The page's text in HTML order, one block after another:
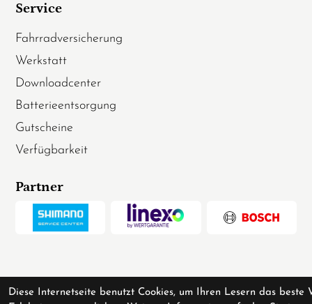
Service
Fahrradversicherung
Werkstatt
Downloadcenter
Batterieentsorgung
Gutscheine
Verfügbarkeit
Partner
Diese Internetseite benutzt Cookies, um Ihren Lesern das beste